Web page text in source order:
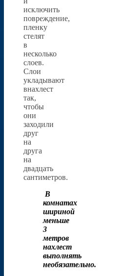
исключить
повреждение,
пленку
стелят
в
несколько
слоев.
Слои
укладывают
внахлест
так,
чтобы
они
заходили
друг
на
друга
на
двадцать
сантиметров.
В
комнатах
шириной
меньше
3
метров
нахлест
выполнять
необязательно.